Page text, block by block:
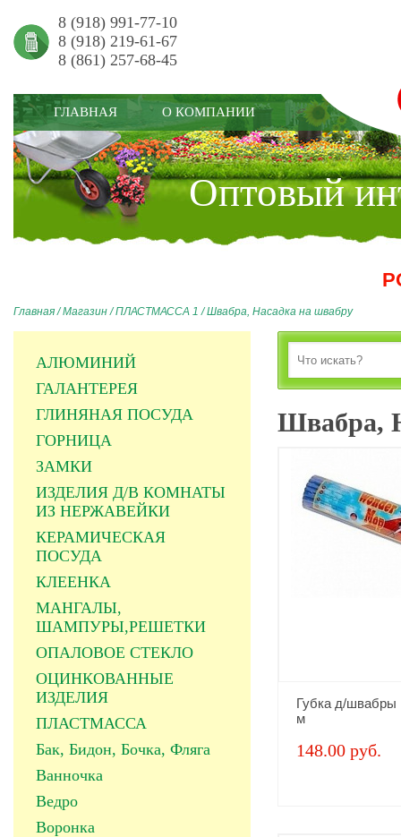
8 (918) 991-77-10
8 (918) 219-61-67
8 (861) 257-68-45
Оптовый
ГЛАВНАЯ О КОМПАНИИ
Главная/Магазин/ПЛАСТМАССА 1 /Швабра, Насадка на швабру
АЛЮМИНИЙ
ГАЛАНТЕРЕЯ
ГЛИНЯНАЯ ПОСУДА
ГОРНИЦА
ЗАМКИ
ИЗДЕЛИЯ Д/В КОМНАТЫ
ИЗ НЕРЖАВЕЙКИ
КЕРАМИЧЕСКАЯ
ПОСУДА
КЛЕЕНКА
МАНГАЛЫ,
ШАМПУРЫ,РЕШЕТКИ
ОПАЛОВОЕ СТЕКЛО
ОЦИНКОВАННЫЕ
ИЗДЕЛИЯ
ПЛАСТМАССА
Бак, Бидон, Бочка, Фляга
Ванночка
Ведро
Воронка
Швабра,
Губка д/
м
148.00 руб.